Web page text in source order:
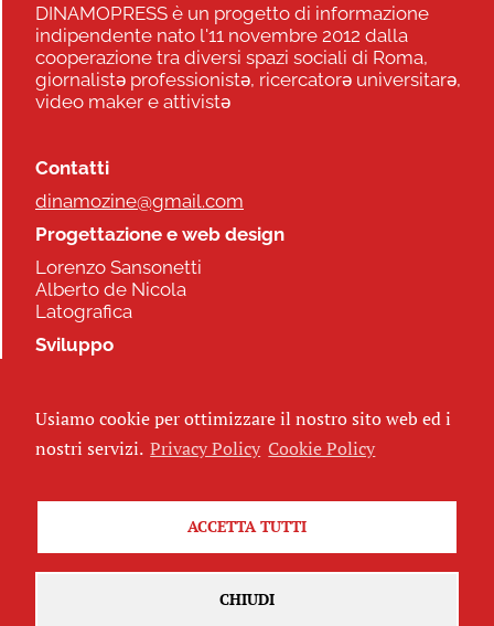
DINAMOPRESS è un progetto di informazione
indipendente nato l'11 novembre 2012 dalla
cooperazione tra diversi spazi sociali di Roma,
giornalistə professionistə, ricercatorə universitarə,
video maker e attivistə
Contatti
dinamozine@gmail.com
Progettazione e web design
Lorenzo Sansonetti
Alberto de Nicola
Latografica
Sviluppo
Seguici
Iscriviti alla newsletter
Usiamo cookie per ottimizzare il nostro sito web ed i
nostri servizi. Privacy Policy Cookie Policy
ACCETTA TUTTI
CHIUDI